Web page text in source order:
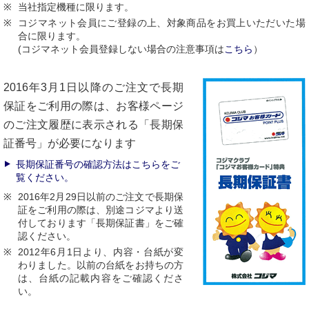
当社指定機種に限ります。
コジマネット会員にご登録の上、対象商品をお買上いただいた場
合に限ります。
(コジマネット会員登録しない場合の注意事項はこちら ）
2016年3月1日以降のご注文で長期
保証をご利用の際は、お客様ページ
のご注文履歴に表示される「長期保
証番号」が必要になります
長期保証番号の確認方法はこちらをご
覧ください。
2016年2月29日以前のご注文で長期保
証をご利用の際は、別途コジマより送
付しております「長期保証書」をご確
認ください。
2012年6月1日より、内容・台紙が変
わりました。以前の台紙をお持ちの方
は、台紙の記載内容をご確認くださ
い。